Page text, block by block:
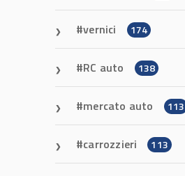
vernici 174
RC auto 138
mercato auto 113
carrozzieri 113